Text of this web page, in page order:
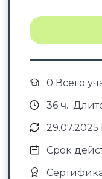
0 Всего
36ч.
Срок